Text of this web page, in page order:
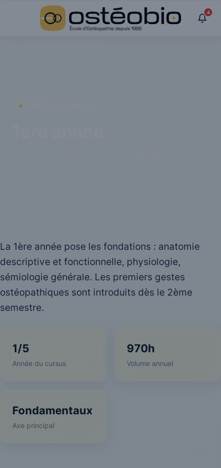
4
La 1ère année pose les fondations : anatomie
descriptive et fonctionnelle, physiologie,
sémiologie générale. Les premiers gestes
ostéopathiques sont introduits dès le 2ème
semestre.
1/5
Année du cursus
970h
Volume annuel
Fondamentaux
Axe principal
Panneau de gestion des cookies